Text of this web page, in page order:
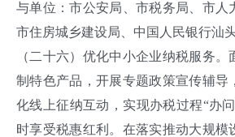
与单位：市公安局、市税务局、市人
市住房城乡建设局、中国人民银行汕
（二十六）优化中小企业纳税服务
制特色产品，开展专题政策宣传辅导
化线上征纳互动，实现办税过程“办
时享受税惠红利。在落实推动大规模